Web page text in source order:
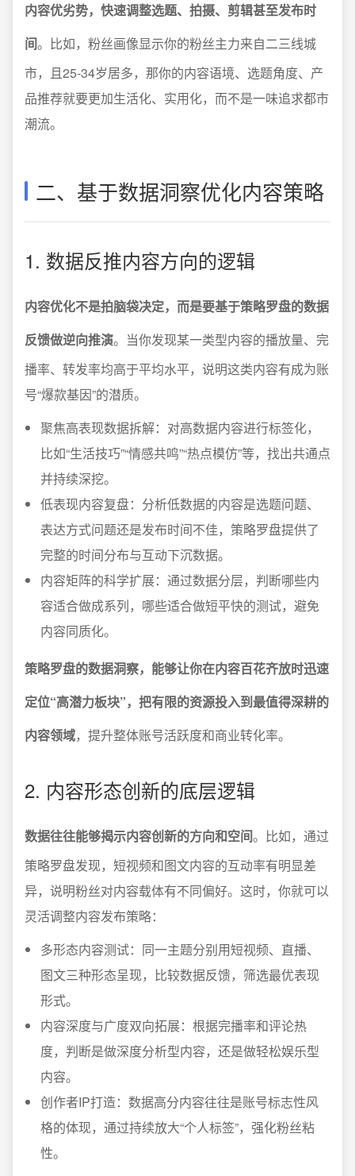
内容优劣势，快速调整选题、拍摄、剪辑甚至发布时
间。比如，粉丝画像显示你的粉丝主力来自二三线城
市，且25-34岁居多，那你的内容语境、选题角度、产
品推荐就要更加生活化、实用化，而不是一味追求都市
潮流。
二、基于数据洞察优化内容策略
1. 数据反推内容方向的逻辑
内容优化不是拍脑袋决定，而是要基于策略罗盘的数据
反馈做逆向推演。当你发现某一类型内容的播放量、完
播率、转发率均高于平均水平，说明这类内容有成为账
号“爆款基因”的潜质。
聚焦高表现数据拆解：对高数据内容进行标签化，
比如“生活技巧”“情感共鸣”“热点模仿”等，找出共通点
并持续深挖。
低表现内容复盘：分析低数据的内容是选题问题、
表达方式问题还是发布时间不佳，策略罗盘提供了
完整的时间分布与互动下沉数据。
内容矩阵的科学扩展：通过数据分层，判断哪些内
容适合做成系列，哪些适合做短平快的测试，避免
内容同质化。
策略罗盘的数据洞察，能够让你在内容百花齐放时迅速
定位“高潜力板块”，把有限的资源投入到最值得深耕的
内容领域，提升整体账号活跃度和商业转化率。
2. 内容形态创新的底层逻辑
数据往往能够揭示内容创新的方向和空间。比如，通过
策略罗盘发现，短视频和图文内容的互动率有明显差
异，说明粉丝对内容载体有不同偏好。这时，你就可以
灵活调整内容发布策略：
多形态内容测试：同一主题分别用短视频、直播、
图文三种形态呈现，比较数据反馈，筛选最优表现
形式。
内容深度与广度双向拓展：根据完播率和评论热
度，判断是做深度分析型内容，还是做轻松娱乐型
内容。
创作者IP打造：数据高分内容往往是账号标志性风
格的体现，通过持续放大“个人标签”，强化粉丝粘
性。